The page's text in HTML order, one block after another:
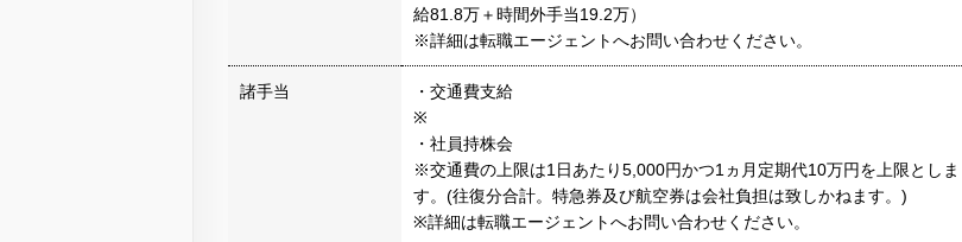
給81.8万＋時間外手当19.2万）
※詳細は転職エージェントへお問い合わせください。
諸手当
・交通費支給
※
・社員持株会
※交通費の上限は1日あたり5,000円かつ1ヵ月定期代10万円を上限としま
す。(往復分合計。特急券及び航空券は会社負担は致しかねます。)
※詳細は転職エージェントへお問い合わせください。